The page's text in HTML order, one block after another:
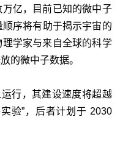
亿，目前已知的微中子
序将有助于揭示宇宙的
学家与来自全球的科学
的微中子数据。
行，其建设速度将超越
验”，后者计划于 2030